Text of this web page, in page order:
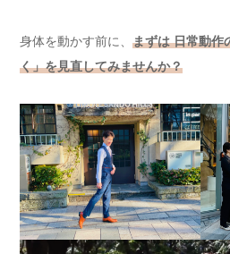
身体を動かす前に、 まずは 日常動作
く」を見直してみませんか？